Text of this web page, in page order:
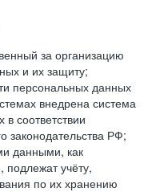
за организацию
и их защиту;
персональных данных
внедрена система
соответствии
законодательства РФ;
данными, как
учёту,
по их хранению